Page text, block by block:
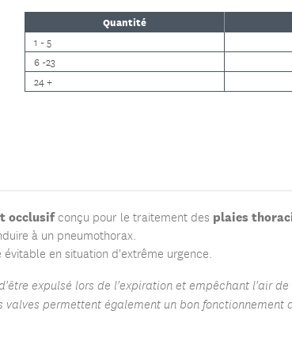
Quantité
1 - 5
6 -23
24 +
occlusifconçu pour le traitement des plaies
à un pneumothorax.
en situation d'extrême urgence.
expulsé lors de l'expiration et empêchant l'air
valves permettent également un bon